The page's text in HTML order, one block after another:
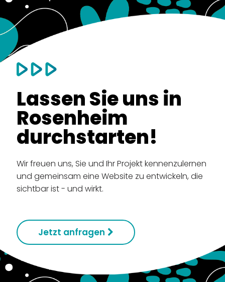
Lassen Sie uns in
Rosenheim
durchstarten!
Wir freuen uns, Sie und Ihr Projekt kennenzulernen
und gemeinsam eine Website zu entwickeln, die
sichtbar ist - und wirkt.
Jetzt anfragen